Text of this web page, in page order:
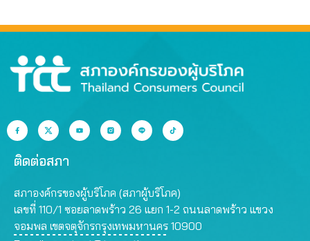
ติดต่อสภา
สภาองค์กรของผู้บริโภค (สภาผู้บริโภค)
เลขที่ 110/1 ซอยลาดพร้าว 26 แยก 1-2 ถนนลาดพร้าว แขวง
จอมพล เขตจตุจักรกรุงเทพมหานคร 10900